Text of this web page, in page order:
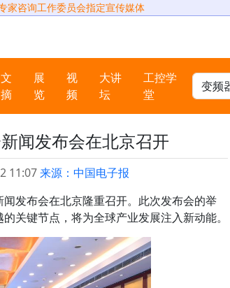
家咨询工作委员会指定宣传媒体
文
摘
展
览
视
频
大讲
坛
工控学
堂
闻发布会在北京召开
11:07来源：中国电子报
发布会在北京隆重召开。此次发布会的举
关键节点，将为全球产业发展注入新动能。